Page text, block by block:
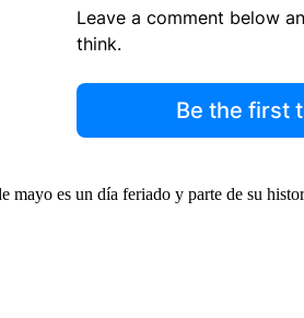
Leave a comment below
think.
Be the first
mayo es un día feriado y parte de su